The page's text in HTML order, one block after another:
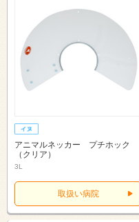
アニマルネッカー プチホック
（クリア）
3L
取扱い病院